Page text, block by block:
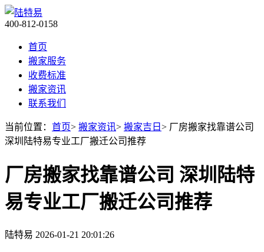
400-812-0158
首页
搬家服务
收费标准
搬家资讯
联系我们
当前位置： 首页> 搬家资讯> 搬家吉日 > 厂房搬家找靠谱公司
深圳陆特易专业工厂搬迁公司推荐
厂房搬家找靠谱公司 深圳陆特
易专业工厂搬迁公司推荐
陆特易 2026-01-21 20:01:26